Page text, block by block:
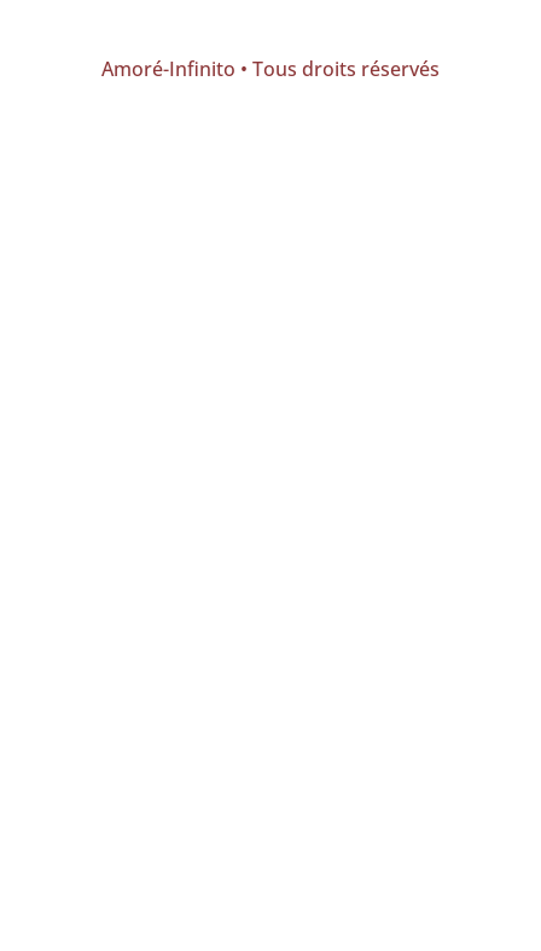
Amoré-Infinito • Tous droits réservés